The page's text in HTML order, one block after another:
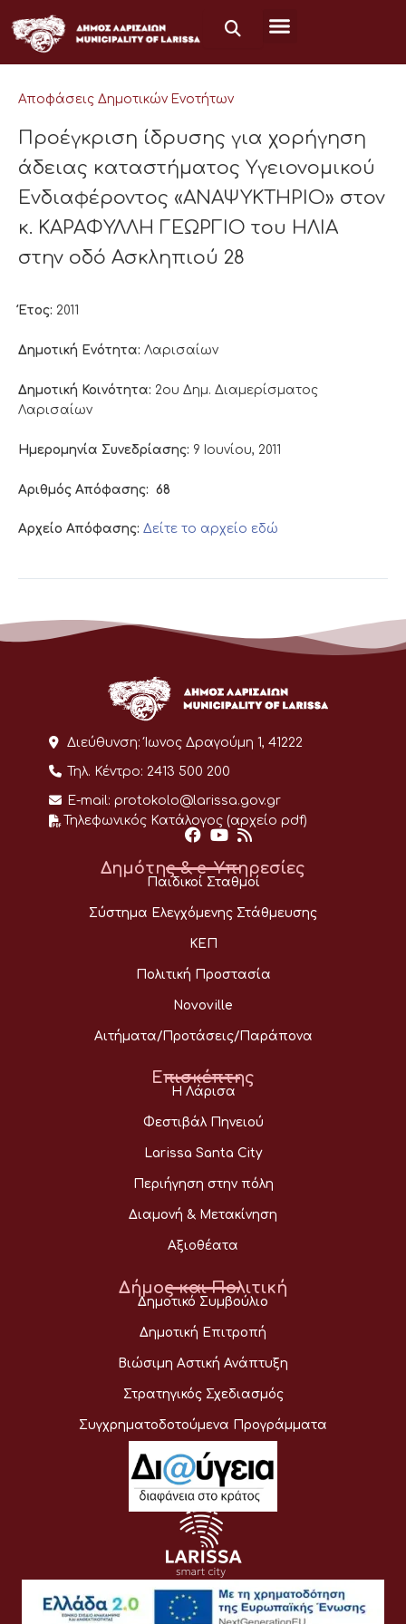
στο
περιεχόμενο
Αποφάσεις Δημοτικών Ενοτήτων
Προέγκριση ίδρυσης για χορήγηση
άδειας καταστήματος Υγειονομικού
Ενδιαφέροντος «ΑΝΑΨΥΚΤΗΡΙΟ» στον
κ. ΚΑΡΑΦΥΛΛΗ ΓΕΩΡΓΙΟ του ΗΛΙΑ
στην οδό Ασκληπιού 28
Έτος: 2011
Δημοτική Ενότητα: Λαρισαίων
Δημοτική Κοινότητα: 2ου Δημ. Διαμερίσματος
Λαρισαίων
Ημερομηνία Συνεδρίασης: 9 Ιουνίου, 2011
Αριθμός Απόφασης: 68
Αρχείο Απόφασης: Δείτε το αρχείο εδώ
Διεύθυνση: Ίωνος Δραγούμη 1, 41222
Τηλ. Κέντρο: 2413 500 200
E-mail: protokolo@larissa.gov.gr
Τηλεφωνικός Κατάλογος (αρχείο pdf)
Δημότης & e-Υπηρεσίες
Παιδικοί Σταθμοί
Σύστημα Ελεγχόμενης Στάθμευσης
ΚΕΠ
Πολιτική Προστασία
Novoville
Αιτήματα/Προτάσεις/Παράπονα
Επισκέπτης
Η Λάρισα
Φεστιβάλ Πηνειού
Larissa Santa City
Περιήγηση στην πόλη
Διαμονή & Μετακίνηση
Αξιοθέατα
Δήμος και Πολιτική
Δημοτικό Συμβούλιο
Δημοτική Επιτροπή
Βιώσιμη Αστική Ανάπτυξη
Στρατηγικός Σχεδιασμός
Συγχρηματοδοτούμενα Προγράμματα